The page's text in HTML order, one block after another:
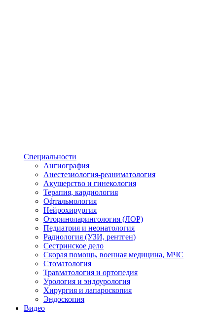
Специальности
Ангиография
Анестезиология-реаниматология
Акушерство и гинекология
Терапия, кардиология
Офтальмология
Нейрохирургия
Оториноларингология (ЛОР)
Педиатрия и неонатология
Радиология (УЗИ, рентген)
Сестринское дело
Скорая помощь, военная медицина, МЧС
Стоматология
Травматология и ортопедия
Урология и эндоурология
Хирургия и лапароскопия
Эндоскопия
Видео